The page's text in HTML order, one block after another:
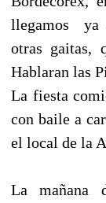
llegamos ya
otras gaitas,
Hablaran las
La fiesta
con baile a
el local de la
La mañana